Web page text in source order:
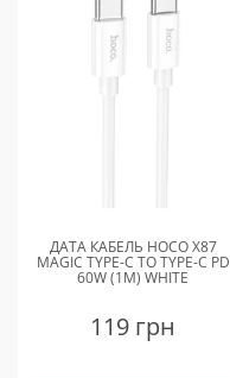
ДАТА КАБЕЛЬ HOCO X87
MAGIC TYPE-C TO TYPE-C PD
60W (1M) WHITE
119 грн